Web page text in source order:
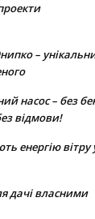
–
насос – без
відмови!
енергію вітру
дачі власними